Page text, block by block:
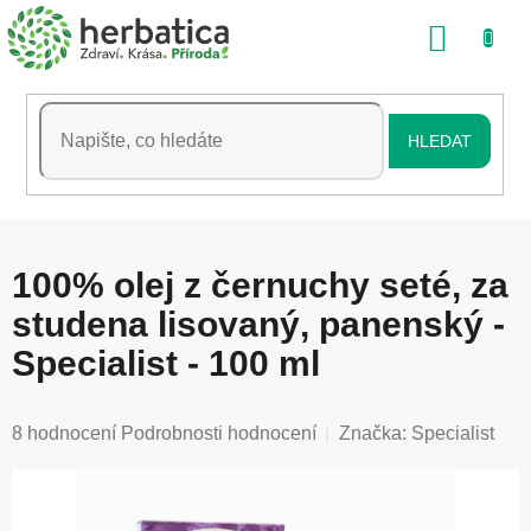
Přejít
na
obsah
HLEDAT
100% olej z černuchy seté, za
studena lisovaný, panenský -
Specialist - 100 ml
Průměrné
8 hodnocení Podrobnosti hodnocení Značka: Specialist